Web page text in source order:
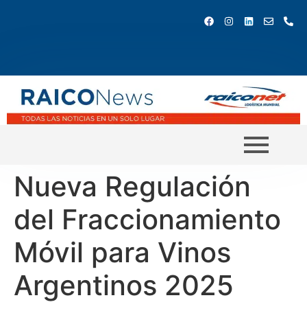
Nueva Regulación
del Fraccionamiento
Móvil para Vinos
Argentinos 2025